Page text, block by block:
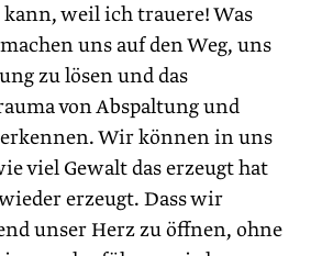
kann, weil ich trauere! Was
uns auf den Weg, uns
zu lösen und das
von Abspaltung und
Wir können in uns
viel Gewalt das erzeugt hat
erzeugt. Dass wir
unser Herz zu öffnen, ohne